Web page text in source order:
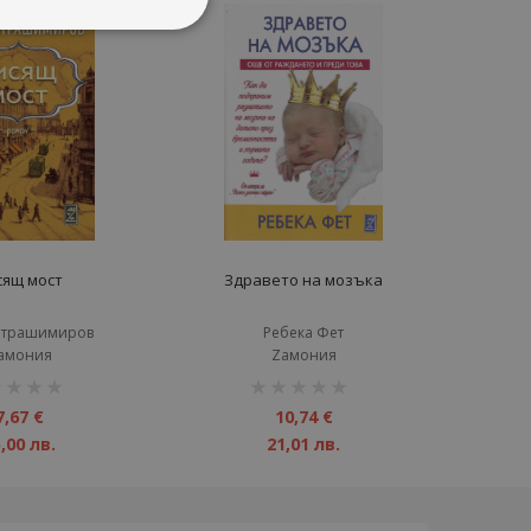
мост
€
лв.
Здравето на мозъка
Ребека Фет
Zамония
10,74 €
21,01 лв.